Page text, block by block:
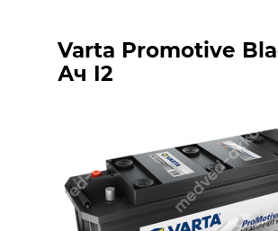
Varta Promotive
Ач I2